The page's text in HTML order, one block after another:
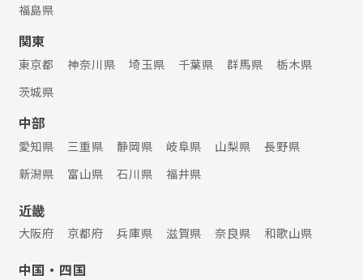
福島県
関東
東京都 神奈川県 埼玉県 千葉県 群馬県
栃木県
茨城県
中部
愛知県 三重県 静岡県 岐阜県 山梨県
長野県
新潟県
富山県 石川県 福井県
近畿
大阪府 京都府 兵庫県 滋賀県 奈良県 和歌山県
中国・四国